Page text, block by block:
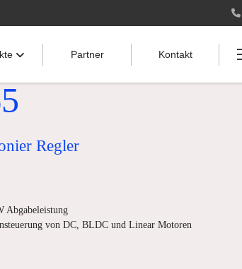
Partner Kontakt
Regler
Abgabeleistung
von DC, BLDC und Linear Motoren